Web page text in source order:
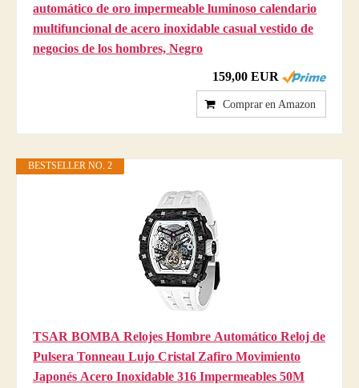
automático de oro impermeable luminoso calendario
multifuncional de acero inoxidable casual vestido de
negocios de los hombres, Negro
159,00 EUR
Comprar en Amazon
BESTSELLER NO. 2
TSAR BOMBA Relojes Hombre Automático Reloj de
Pulsera Tonneau Lujo Cristal Zafiro Movimiento
Japonés Acero Inoxidable 316 Impermeables 50M